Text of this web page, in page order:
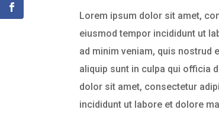
Lorem ipsum dolor sit amet,
eiusmod tempor incididunt ut
ad minim veniam, quis nostrud
aliquip sunt in culpa qui officia
dolor sit amet, consectetur
incididunt ut labore et dolore